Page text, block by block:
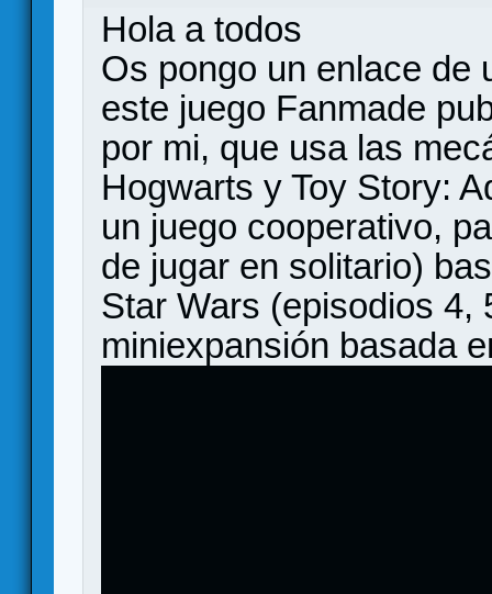
Hola a todos
Os pongo un enlace de
este juego Fanmade
por mi, que usa las
Hogwarts y Toy Story:
un juego cooperativo,
de jugar en solitario)
Star Wars (episodios 4,
miniexpansión basada